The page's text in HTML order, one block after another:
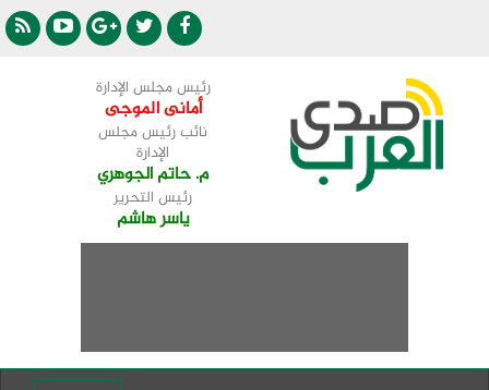
رئيس مجلس الإدارة
أمانى الموجى
نائب رئيس مجلس
الإدارة
م. حاتم الجوهري
رئيس التحرير
ياسر هاشم